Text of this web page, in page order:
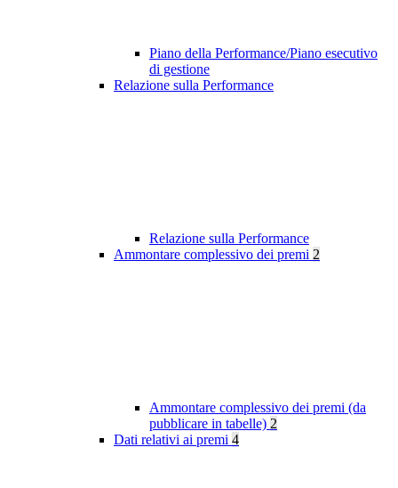
Piano della Performance/Piano esecutivo
di gestione
Relazione sulla Performance
Relazione sulla Performance
Ammontare complessivo dei premi 2
Ammontare complessivo dei premi (da
pubblicare in tabelle) 2
Dati relativi ai premi 4